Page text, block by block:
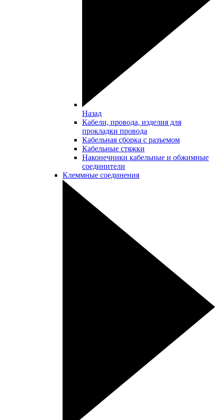
Назад
Кабели, провода, изделия для
прокладки провода
Кабельная сборка с разъемом
Кабельные стяжки
Наконечники кабельные и обжимные
соединители
Клеммные соединения